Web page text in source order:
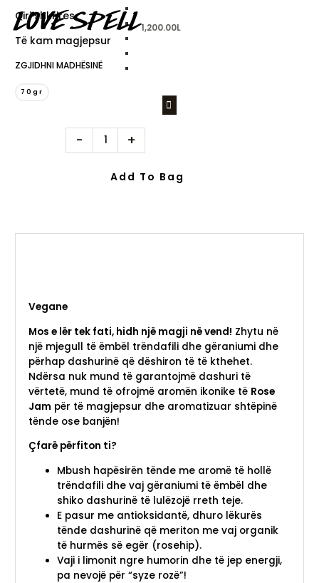
LOVE SPELL1,200.00L
Qiri shkrires
Të kam magjepsur
ZGJIDHNI MADHËSINË
70gr
-
Love
Spell
quantity
+
Add To Bag
Vegane
Mos e lër tek fati, hidh një magji në vend! Zhytu në
një mjegull të ëmbël trëndafili dhe gëraniumi dhe
përhap dashurinë që dëshiron të të kthehet.
Ndërsa nuk mund të garantojmë dashuri të
vërtetë, mund të ofrojmë aromën ikonike të Rose
Jam për të magjepsur dhe aromatizuar shtëpinë
tënde ose banjën!
Çfarë përfiton ti?
Mbush hapësirën tënde me aromë të hollë
trëndafili dhe vaj gëraniumi të ëmbël dhe
shiko dashurinë të lulëzojë rreth teje.
E pasur me antioksidantë, dhuro lëkurës
tënde dashurinë që meriton me vaj organik
të hurmës së egër (rosehip).
Vaji i limonit ngre humorin dhe të jep energji,
pa nevojë për “syze rozë”!